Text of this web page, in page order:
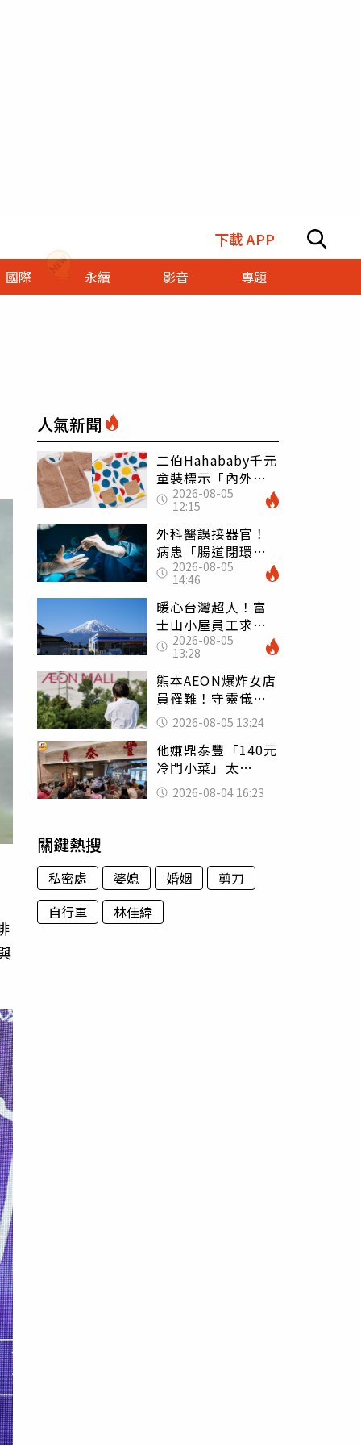
下載 APP
國際 永續 影音 專題
人氣新聞
二伯Hahababy千元
童裝標示「內外層
皆純棉」 SGS檢
測證明：內裡100%
聚酯纖維
2026-08-05
12:15
外科醫誤接器官！
病患「腸道閉環」
無法排便險死 同
行看傻：糟糕至極
2026-08-05
14:46
暖心台灣超人！富
士山小屋員工求助
「想活下去」 山
友狂背物資上山：
台灣真的是寶島
2026-08-05
13:28
熊本AEON爆炸女店
員罹難！守靈儀式
擺純白婚紗 「妻
已不在身邊」他淚
喊：無法想像
2026-08-05 13:24
他嫌鼎泰豐「140元
冷門小菜」太
貴！ 老饕卻狂推
神調味：自己做不
2026-08-04 16:23
關鍵熱搜
私密處 婆媳 婚姻
剪刀
自行車
林佳緯